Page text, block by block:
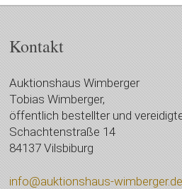
Kontakt
Auktionshaus Wimberger
Tobias Wimberger,
öffentlich bestellter und
Schachtenstraße 14
84137 Vilsbiburg
info@auktionshaus-wimberger.de